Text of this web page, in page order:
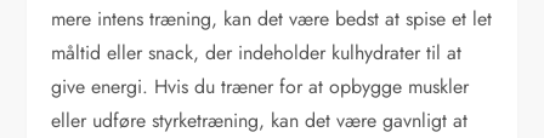
mere intens træning, kan det være bedst at spise et let
måltid eller snack, der indeholder kulhydrater til at
give energi. Hvis du træner for at opbygge muskler
eller udføre styrketræning, kan det være gavnligt at